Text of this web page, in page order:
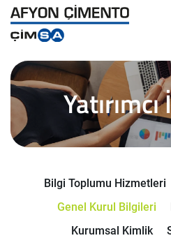
Skip
main
content
Bilgi Toplumu Hizmetleri
Genel Kurul Bilgileri
Kurumsal Kimlik